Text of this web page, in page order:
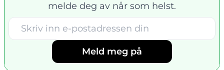
melde deg av når som helst.
Meld meg på